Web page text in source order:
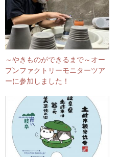
～やきものができるまで～オー
プンファクトリーモニターツア
ーに参加しました！